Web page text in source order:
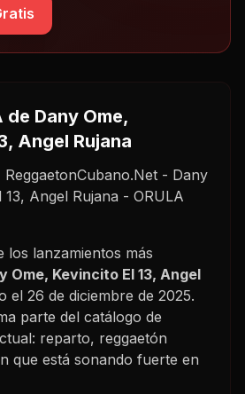
de Dany Ome,
Angel Rujana
- Dany
13, Angel Rujana - ORULA
los lanzamientos más
Ome, Kevincito El 13, Angel
el 26 de diciembre de 2025.
parte del catálogo de
reparto, reggaetón
que está sonando fuerte en